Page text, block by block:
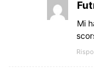
Mi